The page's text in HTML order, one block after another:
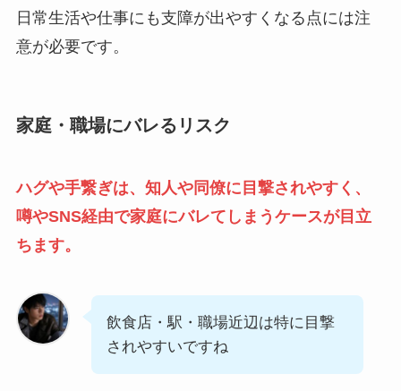
日常生活や仕事にも支障が出やすくなる点には注
意が必要です。
家庭・職場にバレるリスク
ハグや手繋ぎは、知人や同僚に目撃されやすく、
噂やSNS経由で家庭にバレてしまうケースが目立
ちます。
飲食店・駅・職場近辺は特に目撃
されやすいですね